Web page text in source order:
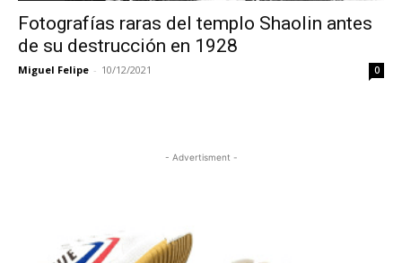
Fotografías raras del templo Shaolin antes
de su destrucción en 1928
Miguel Felipe - 10/12/2021 0
- Advertisment -